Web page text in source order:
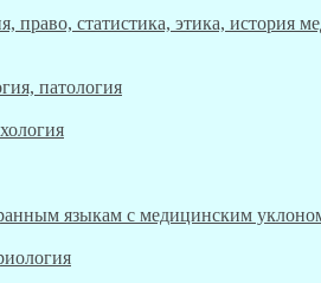
право, статистика, этика, история
патология
языкам с медицинским